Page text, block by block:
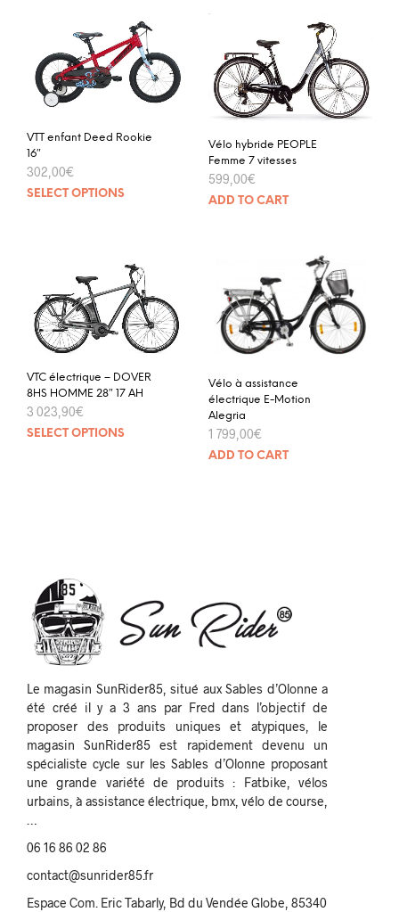
VTT enfant Deed Rookie
16″
302,00€
SELECT OPTIONS
Vélo hybride PEOPLE
Femme 7 vitesses
599,00€
ADD TO CART
VTC électrique – DOVER
8HS HOMME 28″ 17 AH
3 023,90€
SELECT OPTIONS
Vélo à assistance
électrique E-Motion
Alegria
1 799,00€
ADD TO CART
Le magasin SunRider85, situé aux Sables d’Olonne a
été créé il y a 3 ans par Fred dans l’objectif de
proposer des produits uniques et atypiques, le
magasin SunRider85 est rapidement devenu un
spécialiste cycle sur les Sables d’Olonne proposant
une grande variété de produits : Fatbike, vélos
urbains, à assistance électrique, bmx, vélo de course,
06 16 86 02 86
contact@sunrider85.fr
Espace Com. Eric Tabarly, Bd du Vendée Globe, 85340